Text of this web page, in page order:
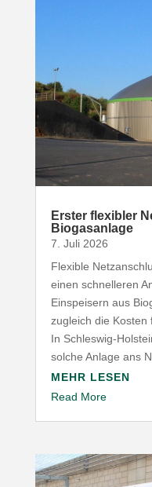
Erster flexibler
Biogasanlage
7. Juli 2026
Flexible
einen schnel­leren
Einspeisern aus
zugleich die Kosten
In Schleswig-​
solche Anlage ans
MEHR LESEN
Read More